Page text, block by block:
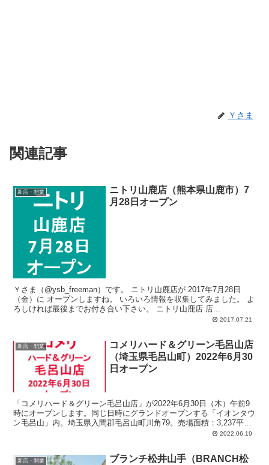
Ｙさま
関連記事
新店・開業
ニトリ山鹿店（熊本県山鹿市）7
月28日オープン
Ｙさま（@ysb_freeman）です。 ニトリ山鹿店が 2017年7月28日
（金）に オープンしますね。 いろいろ情報を収集してみました。 よ
ろしければ最後までお付き合い下さい。 ニトリ山鹿店 店...
2017.07.21
新店・開業
コメリハード＆グリーン毛呂山店
（埼玉県毛呂山町）2022年6月30
日オープン
「コメリハード＆グリーン毛呂山店」が2022年6月30日（木）午前9
時にオープンします。同じ日時にグランドオープンする「イオンタウ
ン毛呂山」内。埼玉県入間郡毛呂山町川角79。売場面積：3,237平方
2022.06.19
新店・開業
ブランチ松井山手（BRANCH松